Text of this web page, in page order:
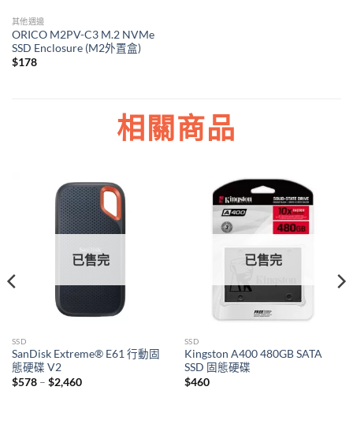
其他週邊
ORICO M2PV-C3 M.2 NVMe
SSD Enclosure (M2外置盒)
$178
相關商品
已售完
SSD
SanDisk Extreme® E61 行動固
態硬碟 V2
$578 – $2,460Price
已售完
SSD
Kingston A400 480GB SATA
SSD 固態硬碟
$460